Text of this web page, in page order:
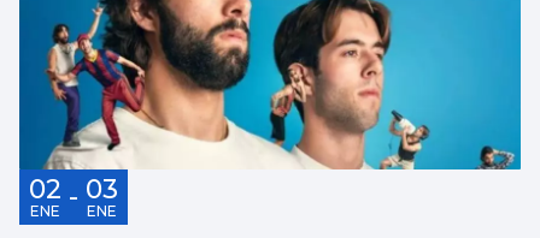
02
ENE - 03
ENE